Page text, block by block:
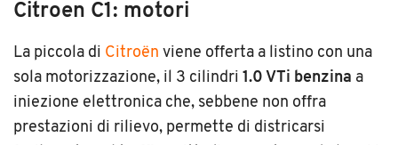
Citroen C1: motori
La piccola di Citroën viene offerta a listino con una
sola motorizzazione, il 3 cilindri 1.0 VTi benzina a
iniezione elettronica che, sebbene non offra
prestazioni di rilievo, permette di districarsi